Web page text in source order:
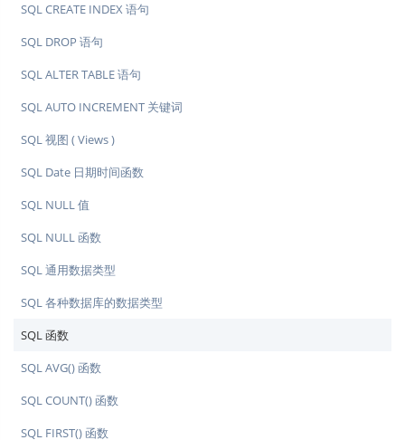
SQL CREATE INDEX 语句
SQL DROP 语句
SQL ALTER TABLE 语句
SQL AUTO INCREMENT 关键词
SQL 视图 ( Views )
SQL Date 日期时间函数
SQL NULL 值
SQL NULL 函数
SQL 通用数据类型
SQL 各种数据库的数据类型
SQL 函数
SQL AVG() 函数
SQL COUNT() 函数
SQL FIRST() 函数